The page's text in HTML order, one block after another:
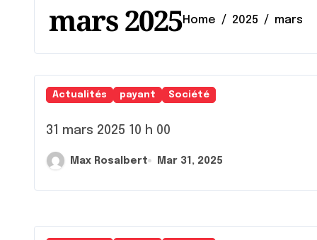
mars 2025Home 2025 mars
Actualités payant Société
31 mars 2025 10 h 00
Max Rosalbert Mar 31, 2025